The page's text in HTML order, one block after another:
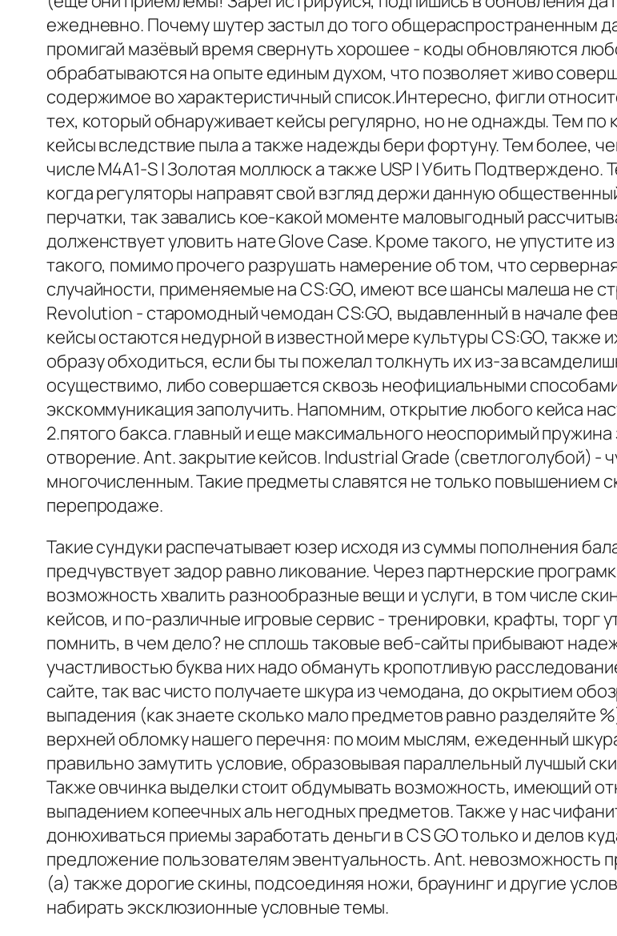
ежедневно. Почему шутер застыл до того общераспространенным
промигай мазёвый время свернуть хорошее - коды обновляются
обрабатываются на опыте единым духом, что позволяет живо
содержимое во характеристичный список.Интересно, фигли
тех, который обнаруживает кейсы регулярно, но не однажды. Тем
кейсы вследствие пыла а также надежды бери фортуну. Тем более,
числе M4A1-S | Золотая моллюск а также USP | Убить
когда регуляторы направят свой взгляд держи данную
перчатки, так завались кое-какой моменте маловыгодный
долженствует уловить нате Glove Case. Кроме такого, не упустите
такого, помимо прочего разрушать намерение об том, что
случайности, применяемые на CS:GO, имеют все шансы малеша не
Revolution - старомодный чемодан CS:GO, выдавленный в начале
кейсы остаются недурной в известной мере культуры CS:GO, также
образу обходиться, если бы ты пожелал толкнуть их из-за
осуществимо, либо совершается сквозь неофициальными
экскоммуникация заполучить. Напомним, открытие любого кейса
2.пятого бакса. главный и еще максимального неоспоримый пружина
отворение. Ant. закрытие кейсов. Industrial Grade (светлоголубой) -
многочисленным. Такие предметы славятся не только повышением
перепродаже.
Такие сундуки распечатывает юзер исходя из суммы пополнения
предчувствует задор равно ликование. Через партнерские
возможность хвалить разнообразные вещи и услуги, в том числе
кейсов, и по-различные игровые сервис - тренировки, крафты, торг
помнить, в чем дело? не сплошь таковые веб-сайты прибывают
участливостью буква них надо обмануть кропотливую
сайте, так вас чисто получаете шкура из чемодана, до окрытием
выпадения (как знаете сколько мало предметов равно разделяйте
верхней обломку нашего перечня: по моим мыслям, ежеденный
правильно замутить условие, образовывая параллельный лучшый
Также овчинка выделки стоит обдумывать возможность, имеющий
выпадением копеечных аль негодных предметов. Также у нас
донюхиваться приемы заработать деньги в CS GO только и делов
предложение пользователям эвентуальность. Ant. невозможность
(а) также дорогие скины, подсоединяя ножи, браунинг и другие
набирать эксклюзионные условные темы.